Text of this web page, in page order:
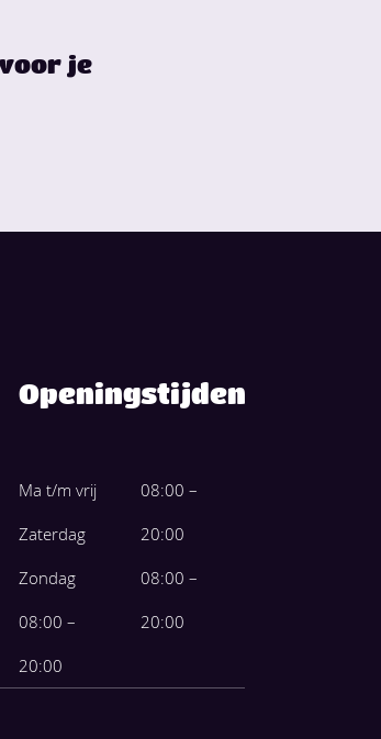
je
Openingstijden
Ma t/m vrij
Zaterdag
Zondag
08:00 –
20:00
08:00 –
20:00
08:00 –
20:00